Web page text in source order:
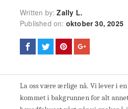
Written by:Zally L.
Published on: oktober 30, 2025
La oss være ærlige nå. Vi lever i
kommet i bakgrunnen for alt